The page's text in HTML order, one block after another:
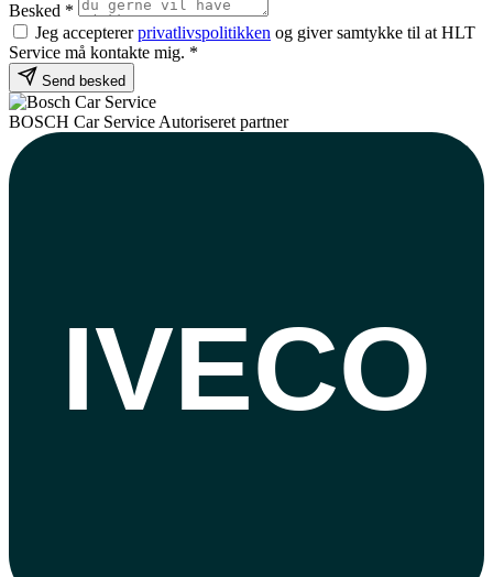
Besked *
Jeg acceptererprivatlivspolitikken og giver samtykke til at HLT
Service må kontakte mig. *
Send besked
BOSCH Car Service Autoriseret partner
IVECO